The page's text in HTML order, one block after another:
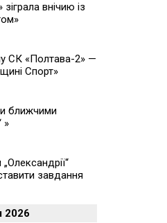
внічию із
СК «Полтава-2» —
Спорт»
ближчими
»
завдання
2026